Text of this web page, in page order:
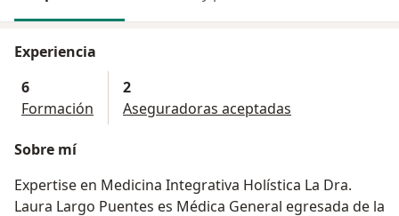
Experiencia
6
Formación
2
Aseguradoras aceptadas
Sobre mí
Expertise en Medicina Integrativa Holística La Dra.
Laura Largo Puentes es Médica General egresada de la